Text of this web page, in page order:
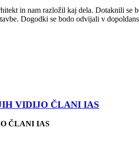
in nam razložil kaj dela. Dotaknili
Dogodki se bodo odvijali v
VIDIJO ČLANI IAS
ČLANI IAS